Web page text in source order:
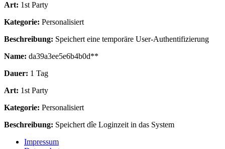
Art: 1st Party
Kategorie: Personalisiert
Beschreibung: Speichert eine temporäre User-Authentifizierung
Name: da39a3ee5e6b4b0d**
Dauer: 1 Tag
Art: 1st Party
Kategorie: Personalisiert
Beschreibung: Speichert dîe Loginzeit in das System
Impressum